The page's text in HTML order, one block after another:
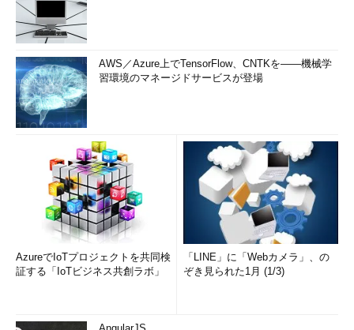
AWS／Azure上でTensorFlow、CNTKを――機械学
習環境のマネージドサービスが登場
AzureでIoTプロジェクトを共同検
証する「IoTビジネス共創ラボ」
「LINE」に「Webカメラ」、の
ぞき見られた1月 (1/3)